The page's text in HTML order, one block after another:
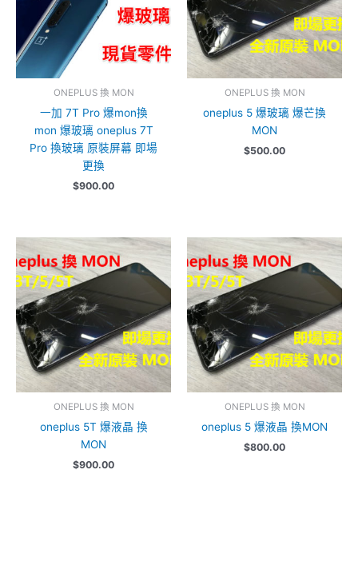
ONEPLUS 換 MON
一加 7T Pro 爆mon換
mon 爆玻璃 oneplus 7T
Pro 換玻璃 原裝屏幕 即場
更換
$900.00
ONEPLUS 換 MON
oneplus 5 爆玻璃 爆芒換
MON
$500.00
ONEPLUS 換 MON
oneplus 5T 爆液晶 換
MON
$900.00
ONEPLUS 換 MON
oneplus 5 爆液晶 換MON
$800.00